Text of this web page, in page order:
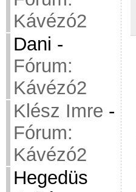
Kávézó2
Dani -
Fórum:
Kávézó2
Klész Imre -
Fórum:
Kávézó2
Hegedüs